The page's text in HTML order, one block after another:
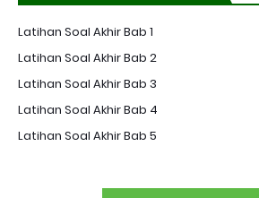
Latihan Soal Akhir Bab 1
Latihan Soal Akhir Bab 2
Latihan Soal Akhir Bab 3
Latihan Soal Akhir Bab 4
Latihan Soal Akhir Bab 5